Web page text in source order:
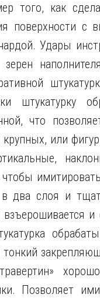
того, как
поверхности с
Удары
штукатурку
что
или
в два слоя и
тонкий
Позволяет